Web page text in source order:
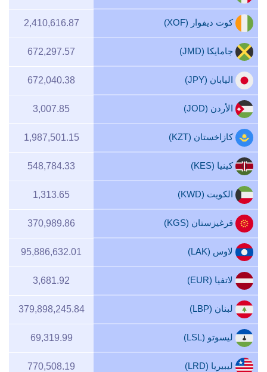
كوت ديفوار (XOF) 2,410,616.87
جامايكا (JMD) 672,297.57
اليابان (JPY) 672,040.38
الأردن (JOD) 3,007.85
كازاخستان (KZT) 1,987,501.15
كينيا (KES) 548,784.33
الكويت (KWD) 1,313.65
قرغيزستان (KGS) 370,989.86
لاوس (LAK) 95,886,632.01
لاتفيا (EUR) 3,681.92
لبنان (LBP) 379,898,245.84
ليسوتو (LSL) 69,319.99
ليبيريا (LRD) 770,508.19